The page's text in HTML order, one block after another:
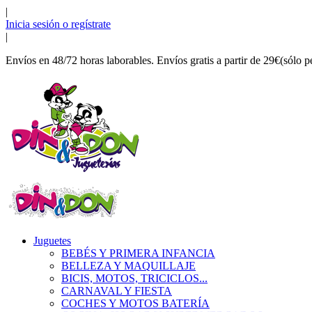
|
Inicia sesión o regístrate
|
Envíos en 48/72 horas laborables. Envíos gratis a partir de 29€(sólo
Juguetes
BEBÉS Y PRIMERA INFANCIA
BELLEZA Y MAQUILLAJE
BICIS, MOTOS, TRICICLOS...
CARNAVAL Y FIESTA
COCHES Y MOTOS BATERÍA